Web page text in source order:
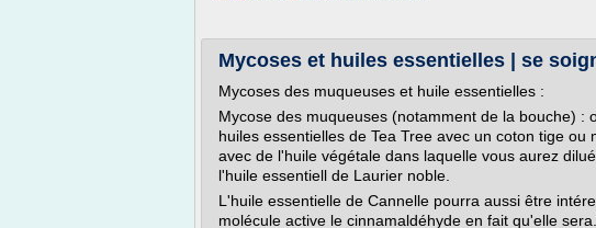
Mycoses et huiles essentielles | se
Mycoses des muqueuses et huile essentielles :
Mycose des muqueuses (notamment de la bouche) :
huiles essentielles de Tea Tree avec un coton tige
avec de l'huile végétale dans laquelle vous aurez
l'huile essentiell de Laurier noble.
L'huile essentielle de Cannelle pourra aussi être
molécule active le cinnamaldéhyde en fait qu'elle sera...